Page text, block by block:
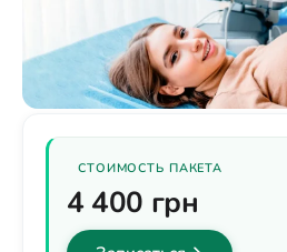
СТОИМОСТЬ ПАКЕТА
4 400 грн